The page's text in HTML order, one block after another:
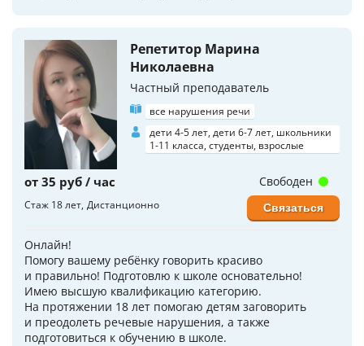
Репетитор Марина
Николаевна
Частный преподаватель
все нарушения речи
дети 4-5 лет, дети 6-7 лет, школьники
1-11 класса, студенты, взрослые
от 35 руб / час
Стаж 18 лет Дистанционно
Онлайн!
Помогу вашему ребёнку говорить красиво
и правильно! Подготовлю к школе основательно!
Имею высшую квалификацию категорию.
На протяжении 18 лет помогаю детям заговорить
и преодолеть речевые нарушения, а также
подготовиться к обучению в школе.
Свободен
Связаться